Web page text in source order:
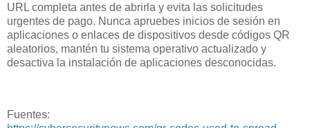
URL completa antes de abrirla y evita las solicitudes
urgentes de pago. Nunca apruebes inicios de sesión en
aplicaciones o enlaces de dispositivos desde códigos QR
aleatorios, mantén tu sistema operativo actualizado y
desactiva la instalación de aplicaciones desconocidas.
Fuentes: